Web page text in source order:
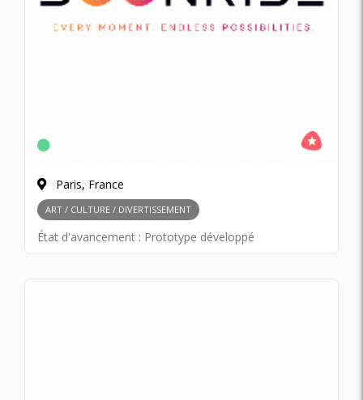
Paris, France
ART / CULTURE / DIVERTISSEMENT
État d'avancement : Prototype développé